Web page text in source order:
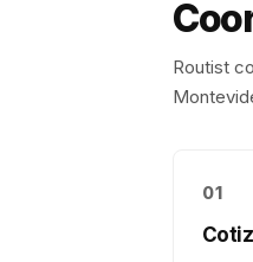
Routist
01